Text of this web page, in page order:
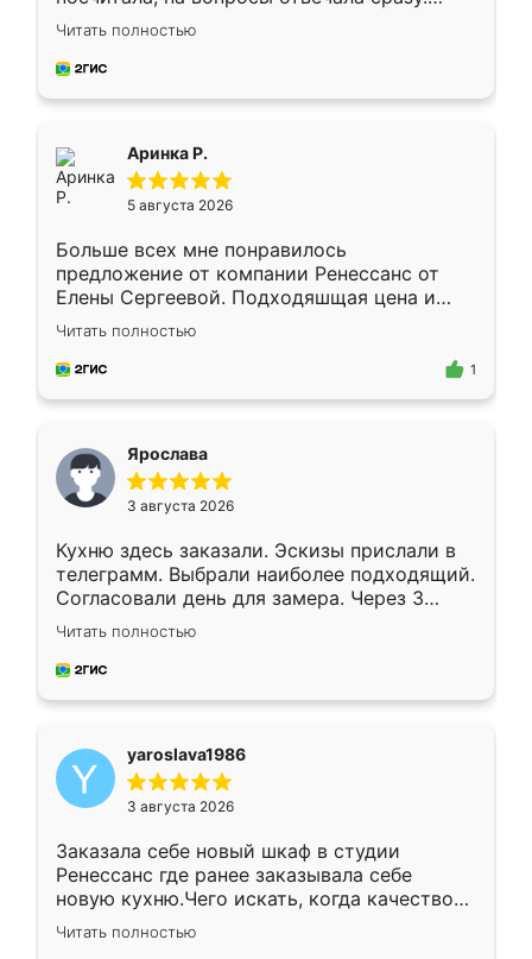
Замерщик приехал в субботу, подошёл к
делу со всей ответственностью. Собрали
за день, ребята работали аккуратно, даже
Читать полностью
Аринка Р.
5 августа 2026
Больше всех мне понравилось
предложение от компании Ренессанс от
Елены Сергеевой. Подходяшщая цена и
короткие сроки изготовления. Приехавший
для замера сотрудник Владислав
предложил по моему эскизу самый
Читать полностью
1
Ярослава
3 августа 2026
Кухню здесь заказали. Эскизы прислали в
телеграмм. Выбрали наиболее подходящий.
Согласовали день для замера. Через 3
недели кухня была уже готова. Остались
довольны работой. Спасибо Ренессанс
мебель за качественную работу!
Читать полностью
yaroslava1986
3 августа 2026
Заказала себе новый шкаф в студии
Ренессанс где ранее заказывала себе
новую кухню.Чего искать, когда качеством
вполне довольна. Служит кухня уже почти
два года, нареканий нет.
Читать полностью